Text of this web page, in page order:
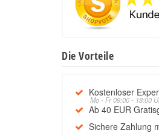
Die Vorteile
Kostenloser
Mo - Fr 09:00 - 18:00
Ab 40 EUR
Sichere Zahlung